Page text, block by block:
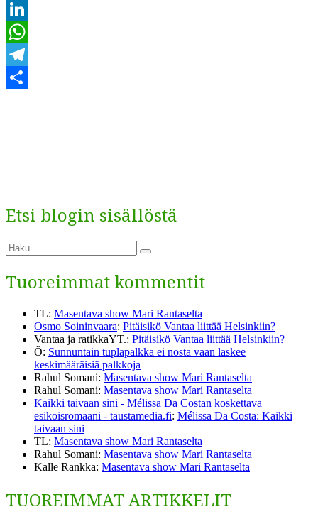
Email
LinkedIn
WhatsApp
Telegram
Etsi blogin sisällöstä
Etsi:
Haku
Tuoreimmat kommentit
TL: Masentava show Mari Rantaselta
Osmo Soininvaara: Pitäisikö Vantaa liittää Helsinkiin?
Vantaa ja ratikkaYT.: Pitäisikö Vantaa liittää Helsinkiin?
Ö: Sunnuntain tuplapalkka ei nosta vaan laskee
keskimääräisiä palkkoja
Rahul Somani: Masentava show Mari Rantaselta
Rahul Somani: Masentava show Mari Rantaselta
Kaikki taivaan sini - Mélissa Da Costan koskettava
esikoisromaani - taustamedia.fi: Mélissa Da Costa: Kaikki
taivaan sini
TL: Masentava show Mari Rantaselta
Rahul Somani: Masentava show Mari Rantaselta
Kalle Rankka: Masentava show Mari Rantaselta
TUOREIMMAT ARTIKKELIT